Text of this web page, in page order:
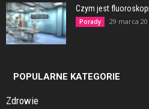
Czym jest
Porady 29 marca
POPULARNE KATEGORIE
Zdrowie